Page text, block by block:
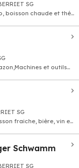
SG
boisson chaude et thé,
et outils
SG
Schwamm
SG